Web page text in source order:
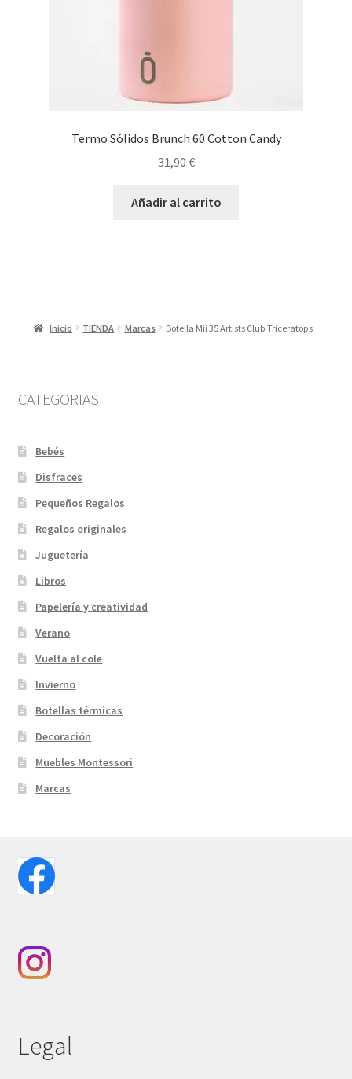
Termo Sólidos Brunch 60 Cotton Candy
31,90 €
Añadir al carrito
Inicio TIENDA Marcas Botella Mii 35 Artists Club Triceratops
CATEGORIAS
Bebés
Disfraces
Pequeños Regalos
Regalos originales
Juguetería
Libros
Papelería y creatividad
Verano
Vuelta al cole
Invierno
Botellas térmicas
Decoración
Muebles Montessori
Marcas
Legal